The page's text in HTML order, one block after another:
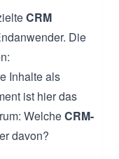
CRM
Die
Inhalte als
ist hier das
WelcheCRM-
davon?